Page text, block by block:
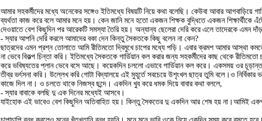
আমার সহকর্মীদের মধ্যে অনেকের সঙ্গেও ইতিমধ্যে বিষয়টি নিয়ে কথা বলেছি। কেউবা আবার আগবাড়িয়ে
ব্যর্থতা কাজ করে বলে আমার মনে হয়। কেন জানি মনে হতো একজন শিক্ষক বুদ্ধিতে একজন শিক্ষার্থীকে
দেওয়াতে বেশ কিছুদিন পর আরেকটি সমস্যা তৈরি হয়। অন্যান্য ছেলেরা দেরি করে এলে তাদেরকে এমন
- স্যার আপনি দেরি করলে আমাদের বকা দেন কিন্তু সৈকতকে কিছু বলেন না কেন?
ছাত্রদের এমন প্রশ্ন তোলাতে আমি রীতিমতো দ্বিমুখে চাপের মধ্যে পড়ি। এবার ক্রমশ আমার আস্থা
না ভেবে বিকল্প চিন্তা করি। ইতিমধ্যে সৈকতকে গার্ডিয়ান কল করার জন্য সহকর্মীদের কাছ থেকে
করে ভবিষ্যতের প্লান ভেবে বসে আছে। কয়েকদিন চললো এভাবে গার্ডিয়ান কল করে। একসময় ওর
তীব্র ভর্ৎসনা করি। উল্লেখ করি গোটা বিদ্যালয়ে এই মুহূর্তে সবচেয়ে উশৃংখল ছাত্র তুমি বলে।ও
কাজে দিল না। ও চলতে থাকে নিজস্ব ছন্দে। একদিন খুব করে ধমক দিয়ে বাবার কথা বললে,
- স্যার বাবাকে বলছি দু এক দিনের মধ্যেই আসবে।
যাইহোক এই ভাবেও বেশ কিছুদিন অতিবাহিত হয়। কিন্তু সৈকতের দু একদিন আর শেষ হয় না।আমিই